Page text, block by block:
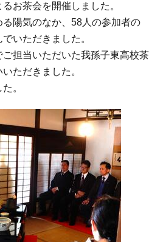
お茶会を開催しました。
陽気のなか、58人の参加者の
いただきました。
ご担当いただいた我孫子東高校茶
ただきました。
。